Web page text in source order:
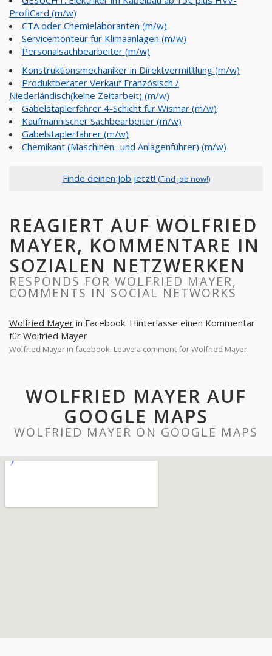
ProfiCard (m/w)
CTA oder Chemielaboranten (m/w)
Servicemonteur für Klimaanlagen (m/w)
Personalsachbearbeiter (m/w)
Konstruktionsmechaniker in Direktvermittlung (m/w)
Produktberater Verkauf Französisch /
Niederländisch(keine Zeitarbeit) (m/w)
Gabelstaplerfahrer 4-Schicht für Wismar (m/w)
Kaufmännischer Sachbearbeiter (m/w)
Gabelstaplerfahrer (m/w)
Chemikant (Maschinen- und Anlagenführer) (m/w)
Finde deinen Job jetzt! (Find job now!)
REAGIERT AUF WOLFRIED
MAYER, KOMMENTARE IN
SOZIALEN NETZWERKEN
RESPONDS FOR WOLFRIED MAYER,
COMMENTS IN SOCIAL NETWORKS
Wolfried Mayer in Facebook. Hinterlasse einen Kommentar
für Wolfried Mayer
Wolfried Mayer in facebook. Leave a comment forWolfried Mayer
WOLFRIED MAYER AUF
GOOGLE MAPS
WOLFRIED MAYER ON GOOGLE MAPS